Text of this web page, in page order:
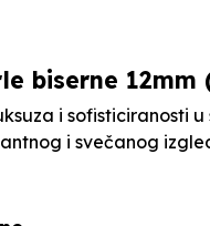
biserne
i sofisticiranosti
i svečanog